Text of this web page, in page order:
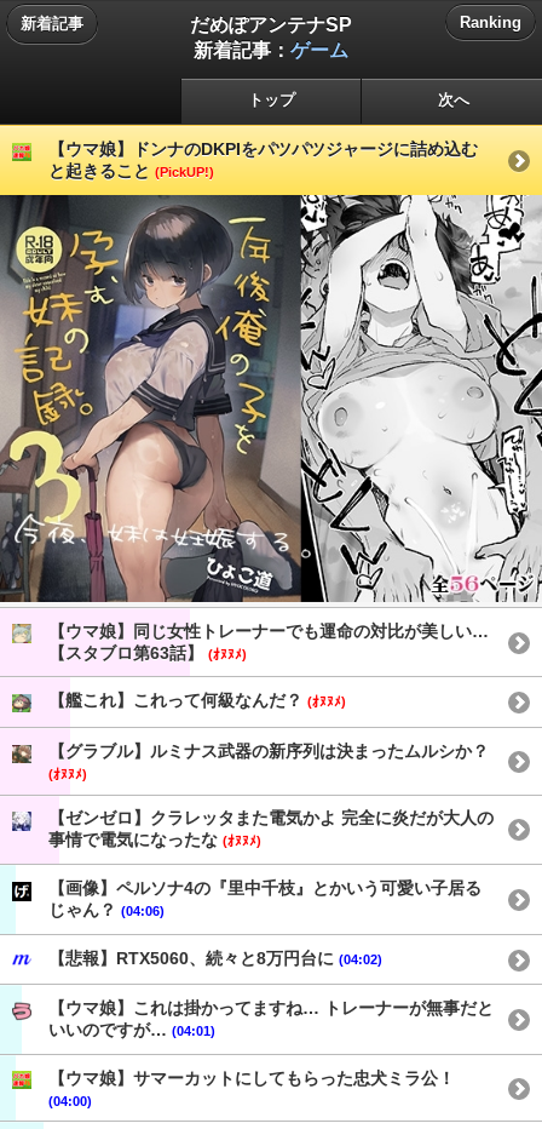
新着記事
だめぽアンテナSP
新着記事： ゲーム
Ranking
トップ 次へ
【ウマ娘】ドンナのDKPIをパツパツジャージに詰め込む
と起きること (PickUP!)
【ウマ娘】同じ女性トレーナーでも運命の対比が美しい…
【スタブロ第63話】
(ｵﾇﾇﾒ)
【艦これ】これって何級なんだ？ (ｵﾇﾇﾒ)
【グラブル】ルミナス武器の新序列は決まったムルシか？
(ｵﾇﾇﾒ)
【ゼンゼロ】クラレッタまた電気かよ 完全に炎だが大人の
事情で電気になったな (ｵﾇﾇﾒ)
【画像】ペルソナ4の『里中千枝』とかいう可愛い子居る
じゃん？ (04:06)
【悲報】RTX5060、続々と8万円台に (04:02)
【ウマ娘】これは掛かってますね… トレーナーが無事だと
いいのですが… (04:01)
【ウマ娘】サマーカットにしてもらった忠犬ミラ公！
(04:00)